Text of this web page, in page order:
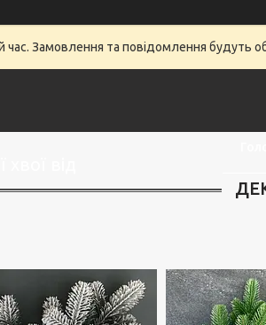
час. Замовлення та повідомлення будуть